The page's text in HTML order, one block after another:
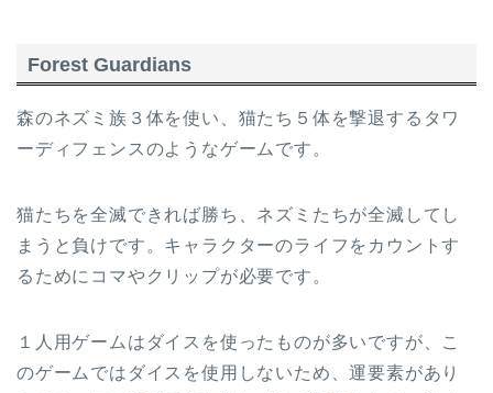
Forest Guardians
森のネズミ族３体を使い、猫たち５体を撃退するタワ
ーディフェンスのようなゲームです。
猫たちを全滅できれば勝ち、ネズミたちが全滅してし
まうと負けです。キャラクターのライフをカウントす
るためにコマやクリップが必要です。
１人用ゲームはダイスを使ったものが多いですが、こ
のゲームではダイスを使用しないため、運要素があり